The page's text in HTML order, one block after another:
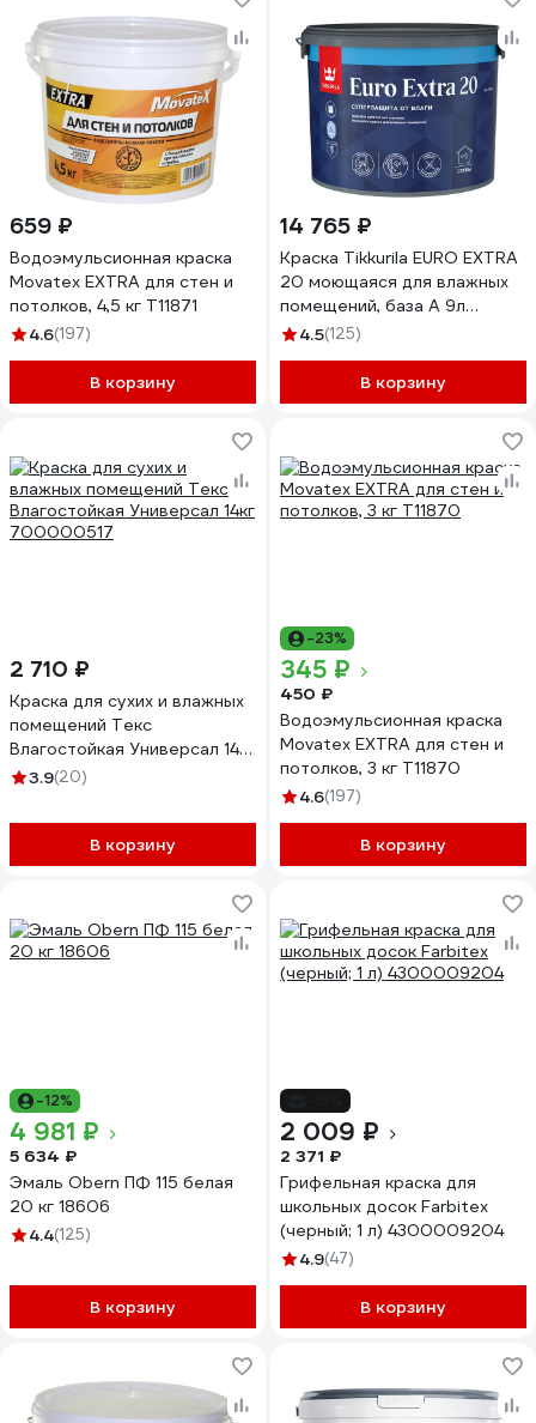
659 ₽
Водоэмульсионная краска
Movatex EXTRA для стен и
потолков, 4,5 кг Т11871
4.6(197)
В корзину
14 765 ₽
Краска Tikkurila EURO EXTRA
20 моющаяся для влажных
помещений, база A 9л
700001107
4.5(125)
В корзину
2 710 ₽
Краска для сухих и влажных
помещений Текс
Влагостойкая Универсал 14кг
700000517
3.9(20)
В корзину
-23%
345 ₽
450 ₽
Водоэмульсионная краска
Movatex EXTRA для стен и
потолков, 3 кг Т11870
4.6(197)
В корзину
-12%
4 981 ₽
5 634 ₽
Эмаль Obern ПФ 115 белая
20 кг 18606
4.4(125)
В корзину
2 009 ₽
2 371 ₽
Грифельная краска для
школьных досок Farbitex
(черный; 1 л) 4300009204
4.9(47)
В корзину